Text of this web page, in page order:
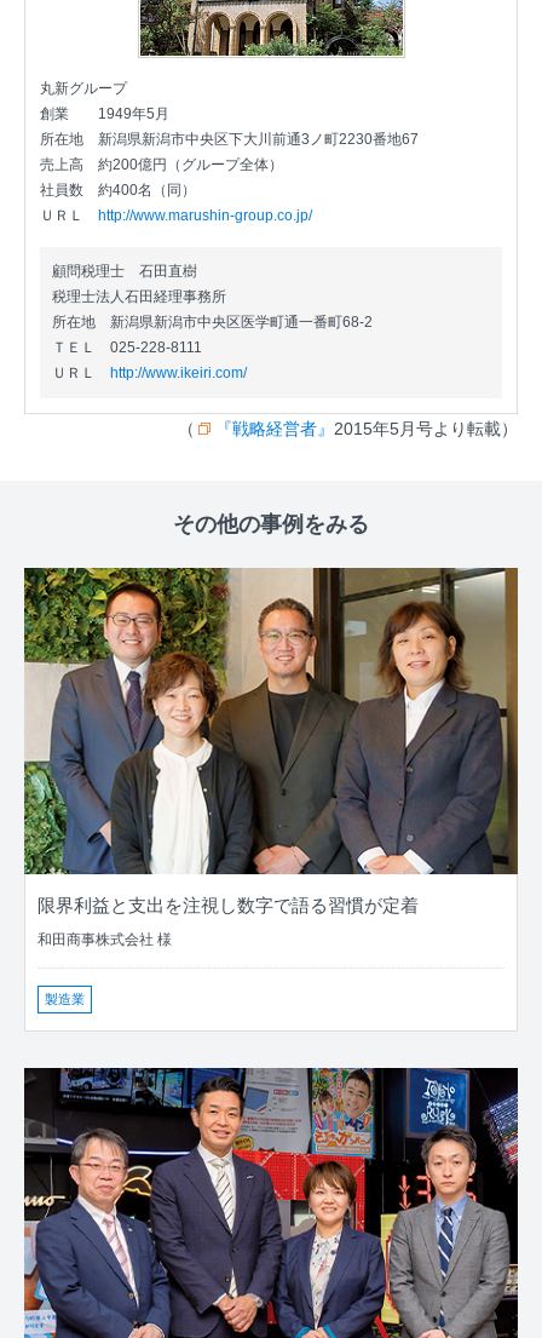
丸新グループ
創業
1949年5月
所在地
新潟県新潟市中央区下大川前通3ノ町2230番地67
売上高
約200億円（グループ全体）
社員数
約400名（同）
ＵＲＬ
http://www.marushin-group.co.jp/
顧問税理士 石田直樹
税理士法人石田経理事務所
所在地
新潟県新潟市中央区医学町通一番町68-2
ＴＥＬ
025-228-8111
ＵＲＬ
http://www.ikeiri.com/
（ 『戦略経営者』 2015年5月号より転載）
その他の事例をみる
限界利益と支出を注視し数字で語る習慣が定着
和田商事株式会社 様
製造業